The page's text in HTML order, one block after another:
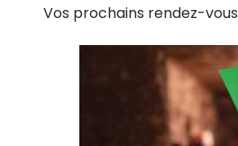
Vos prochains rendez-vous